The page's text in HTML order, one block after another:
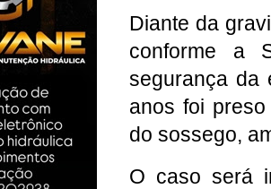
Diante da
conforme a
segurança da
anos foi
do sossego,
O caso será